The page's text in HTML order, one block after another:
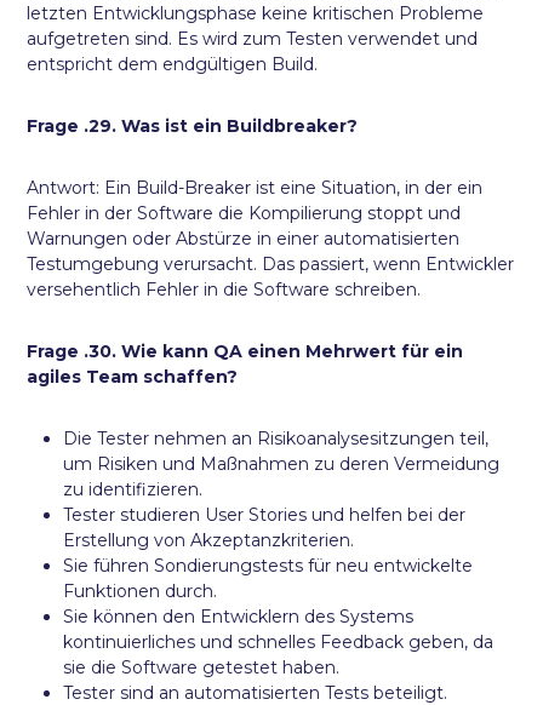
letzten Entwicklungsphase keine kritischen Probleme
aufgetreten sind. Es wird zum Testen verwendet und
entspricht dem endgültigen Build.
Frage .29. Was ist ein Buildbreaker?
Antwort: Ein Build-Breaker ist eine Situation, in der ein
Fehler in der Software die Kompilierung stoppt und
Warnungen oder Abstürze in einer automatisierten
Testumgebung verursacht. Das passiert, wenn Entwickler
versehentlich Fehler in die Software schreiben.
Frage .30. Wie kann QA einen Mehrwert für ein
agiles Team schaffen?
Die Tester nehmen an Risikoanalysesitzungen teil,
um Risiken und Maßnahmen zu deren Vermeidung
zu identifizieren.
Tester studieren User Stories und helfen bei der
Erstellung von Akzeptanzkriterien.
Sie führen Sondierungstests für neu entwickelte
Funktionen durch.
Sie können den Entwicklern des Systems
kontinuierliches und schnelles Feedback geben, da
sie die Software getestet haben.
Tester sind an automatisierten Tests beteiligt.